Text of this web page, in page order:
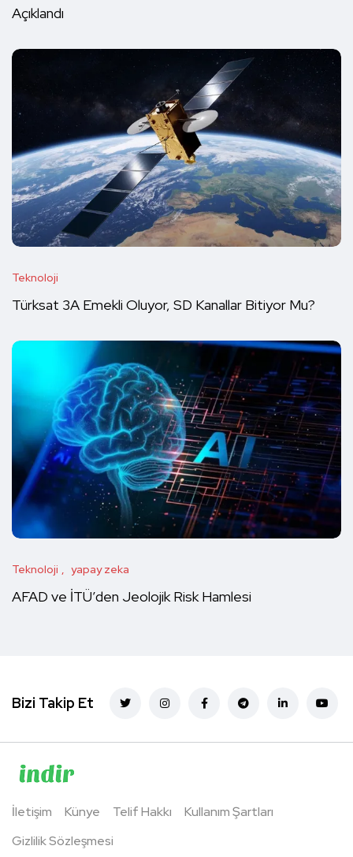
Açıklandı
Teknoloji
Türksat 3A Emekli Oluyor, SD Kanallar Bitiyor Mu?
Teknoloji yapay zeka
AFAD ve İTÜ’den Jeolojik Risk Hamlesi
Bizi Takip Et
İletişim Künye Telif Hakkı
Kullanım Şartları
Gizlilik Sözleşmesi